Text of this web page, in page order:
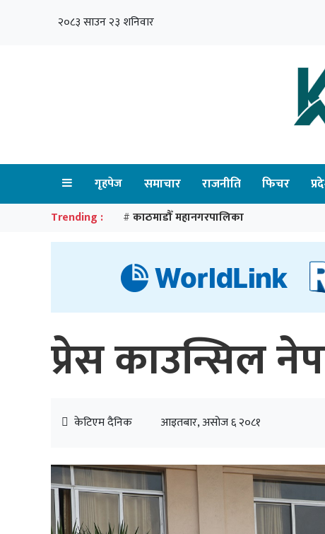
२०८३ साउन २३ शनिवार
गृहपेज समाचार राजनीति फिचर
Trending : # काठमाडौँ महानगरपालिका
प्रेस काउन्सिल
केटिएम दैनिक आइतबार, असोज ६ २०८१